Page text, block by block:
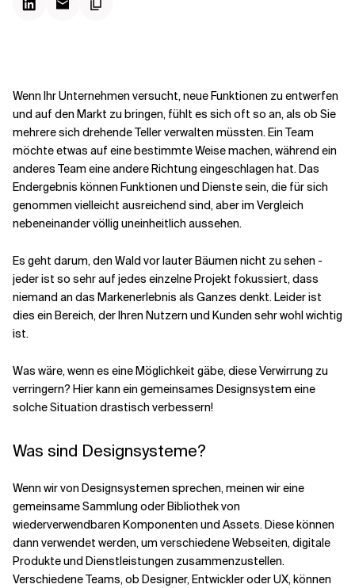
Verwandte Themen
Wenn Ihr Unternehmen versucht, neue Funktionen zu entwerfen
und auf den Markt zu bringen, fühlt es sich oft so an, als ob Sie
mehrere sich drehende Teller verwalten müssten. Ein Team
möchte etwas auf eine bestimmte Weise machen, während ein
anderes Team eine andere Richtung eingeschlagen hat. Das
Endergebnis können Funktionen und Dienste sein, die für sich
genommen vielleicht ausreichend sind, aber im Vergleich
nebeneinander völlig uneinheitlich aussehen.
Es geht darum, den Wald vor lauter Bäumen nicht zu sehen -
jeder ist so sehr auf jedes einzelne Projekt fokussiert, dass
niemand an das Markenerlebnis als Ganzes denkt. Leider ist
dies ein Bereich, der Ihren Nutzern und Kunden sehr wohl wichtig
ist.
Was wäre, wenn es eine Möglichkeit gäbe, diese Verwirrung zu
verringern? Hier kann ein gemeinsames Designsystem eine
solche Situation drastisch verbessern!
Was sind Designsysteme?
Wenn wir von Designsystemen sprechen, meinen wir eine
gemeinsame Sammlung oder Bibliothek von
wiederverwendbaren Komponenten und Assets. Diese können
dann verwendet werden, um verschiedene Webseiten, digitale
Produkte und Dienstleistungen zusammenzustellen.
Verschiedene Teams, ob Designer, Entwickler oder UX, können